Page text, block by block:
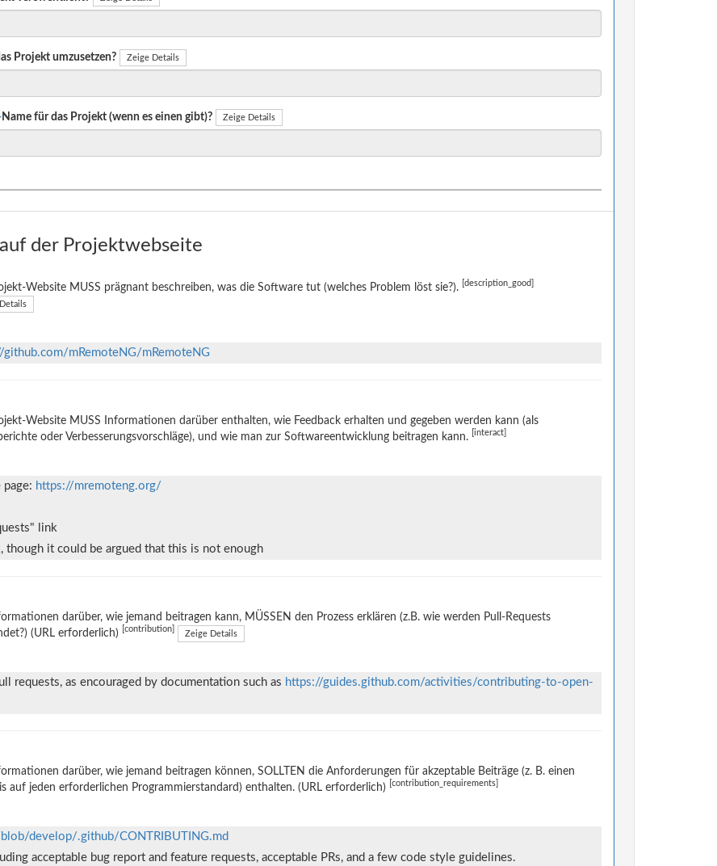
Projekt umzusetzen? Zeige Details
Name für das Projekt (wenn es einen gibt)? Zeige Details
der Projektwebseite
Website MUSS prägnant beschreiben, was die Software tut (welches Problem löst sie?). [description_good]
github.com/mRemoteNG/mRemoteNG
Website MUSS Informationen darüber enthalten, wie Feedback erhalten und gegeben werden kann (als
oder Verbesserungsvorschläge), und wie man zur Softwareentwicklung beitragen kann.
[interact]
https://mremoteng.org/
link
it could be argued that this is not enough
darüber, wie jemand beitragen kann, MÜSSEN den Prozess erklären (z.B. wie werden Pull-Requests
(URL erforderlich)
[contribution] Zeige Details
requests, as encouraged by documentation such as https://guides.github.com/activities/contributing-to-open-
darüber, wie jemand beitragen können, SOLLTEN die Anforderungen für akzeptable Beiträge (z. B. einen
auf jeden erforderlichen Programmierstandard) enthalten. (URL erforderlich)
[contribution_requirements]
develop/.github/CONTRIBUTING.md
acceptable bug report and feature requests, acceptable PRs, and a few code style guidelines.